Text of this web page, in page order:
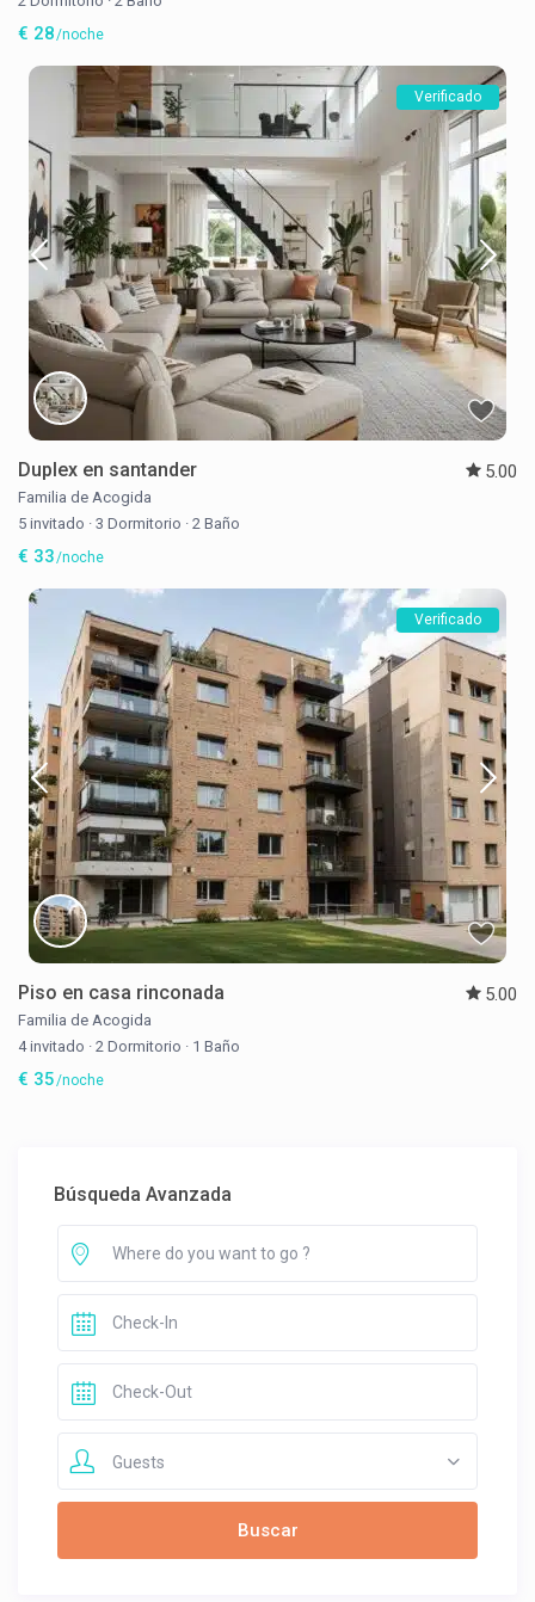
€ 28/noche
Verificado
Duplex en santander 5.00
Familia de Acogida
5 invitado · 3 Dormitorio · 2 Baño
€ 33/noche
Verificado
Piso en casa rinconada 5.00
Familia de Acogida
4 invitado · 2 Dormitorio · 1 Baño
€ 35/noche
Búsqueda Avanzada
Guests